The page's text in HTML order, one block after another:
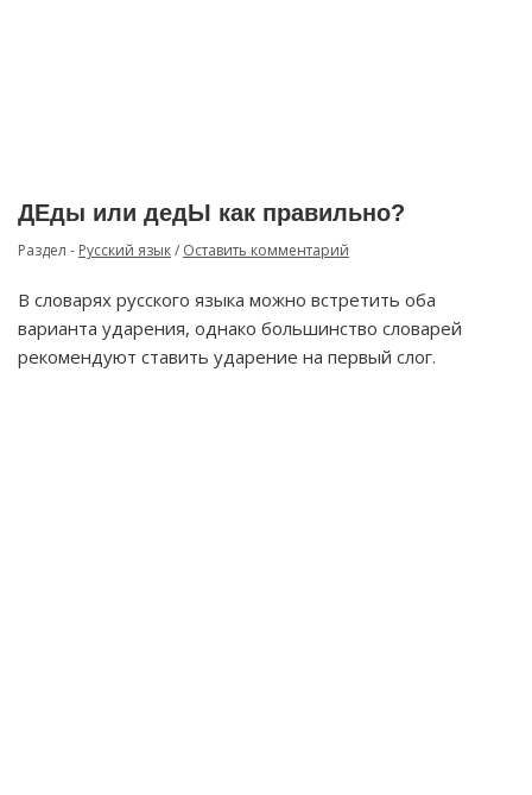
ДЕды или дедЫ как правильно?
Раздел - Русский язык/ Оставить комментарий
В словарях русского языка можно встретить оба
варианта ударения, однако большинство словарей
рекомендуют ставить ударение на первый слог.